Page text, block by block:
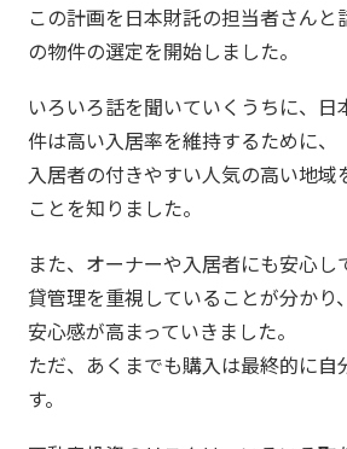
この計画を日本財託の担当者さんと
の物件の選定を開始しました。
いろいろ話を聞いていくうちに、
件は高い入居率を維持するために、
入居者の付きやすい人気の高い地域
ことを知りました。
また、オーナーや入居者にも安心し
貸管理を重視していることが分かり
安心感が高まっていきました。
ただ、あくまでも購入は最終的に自
す。